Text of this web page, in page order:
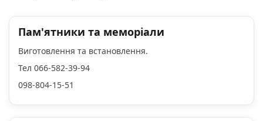
Пам'ятники та меморіали
Виготовлення та встановлення.
Тел 066-582-39-94
098-804-15-51